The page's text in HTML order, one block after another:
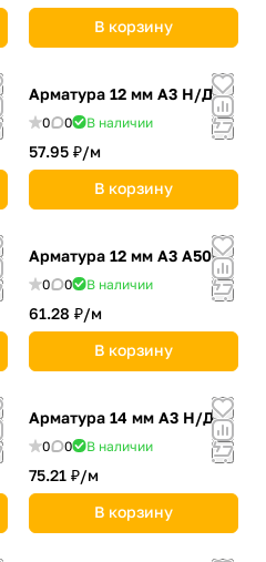
В корзину
Арматура 12 мм А3 Н/Д
0 0 В наличии
57.95 ₽/м
В корзину
Арматура 12 мм А3 А500С
0 0 В наличии
61.28 ₽/м
В корзину
Арматура 14 мм А3 Н/Д
0 0 В наличии
75.21 ₽/м
В корзину